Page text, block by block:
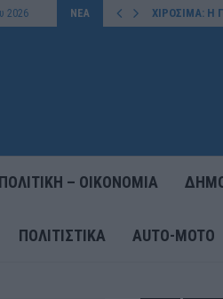
2026 ΝΕΑ ΧΙΡΟΣΙΜΑ:
ΠΟΛΙΤΙΚΗ – ΟΙΚΟΝΟΜΙΑ
ΠΟΛΙΤΙΣΤΙΚΑ AUTO-MOTO